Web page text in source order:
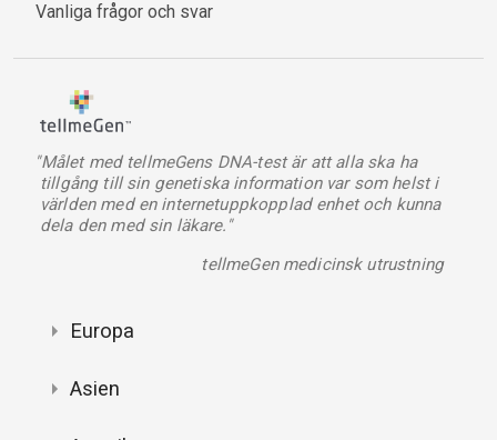
Vanliga frågor och svar
"Målet med tellmeGens DNA-test är att alla ska ha
tillgång till sin genetiska information var som helst i
världen med en internetuppkopplad enhet och kunna
dela den med sin läkare."
tellmeGen medicinsk utrustning
Europa
Asien